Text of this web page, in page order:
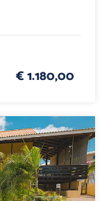
€ 1.180,00